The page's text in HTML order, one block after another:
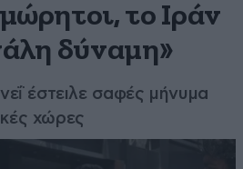
το Ιράν
δύναμη»
έστειλε σαφές μήνυμα
χώρες